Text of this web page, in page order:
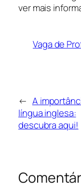
ver mais
Vaga de
← A
língua inglesa:
descubra aqui!